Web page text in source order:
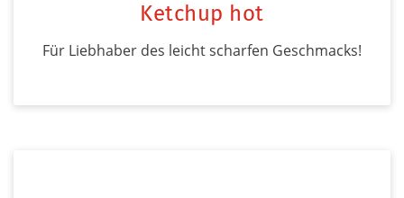
Ketchup hot
Für Liebhaber des leicht scharfen Geschmacks!